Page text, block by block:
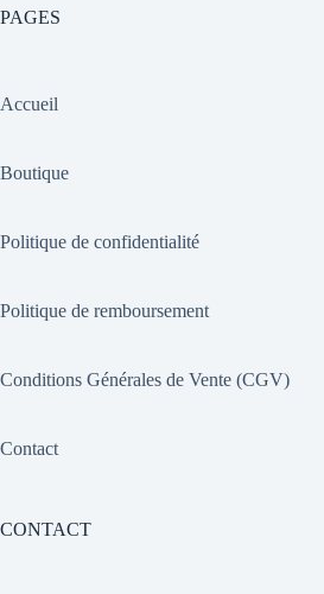
PAGES
Accueil
Boutique
Politique de confidentialité
Politique de remboursement
Conditions Générales de Vente (CGV)
Contact
CONTACT